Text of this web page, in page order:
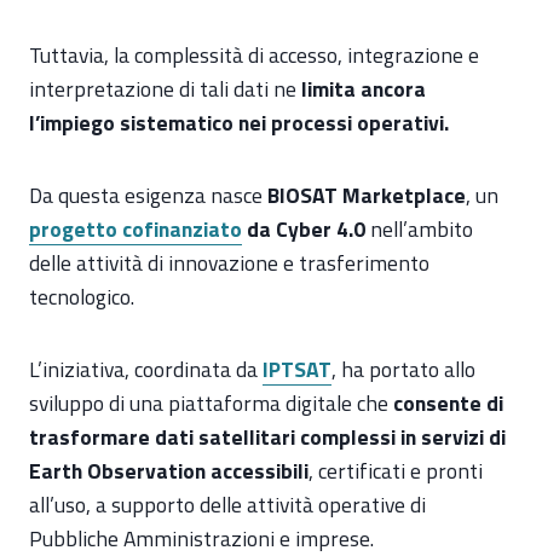
Tuttavia, la complessità di accesso, integrazione e
interpretazione di tali dati ne limita ancora
l’impiego sistematico nei processi operativi.
Da questa esigenza nasce BIOSAT Marketplace, un
progetto cofinanziato da Cyber 4.0nell’ambito
delle attività di innovazione e trasferimento
tecnologico.
L’iniziativa, coordinata daIPTSAT, ha portato allo
sviluppo di una piattaforma digitale che consente di
trasformare dati satellitari complessi in servizi di
Earth Observation accessibili, certificati e pronti
all’uso, a supporto delle attività operative di
Pubbliche Amministrazioni e imprese.